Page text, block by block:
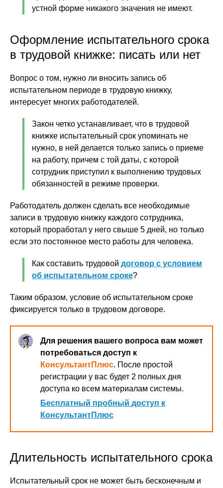
устной форме никакого значения не имеют.
Оформление испытательного срока
в трудовой книжке: писать или нет
Вопрос о том, нужно ли вносить запись об
испытательном периоде в трудовую книжку,
интересует многих работодателей.
Закон четко устанавливает, что в трудовой
книжке испытательный срок упоминать не
нужно, в ней делается только запись о приеме
на работу, причем с той даты, с которой
сотрудник приступил к выполнению трудовых
обязанностей в режиме проверки.
Работодатель должен сделать все необходимые
записи в трудовую книжку каждого сотрудника,
который проработал у него свыше 5 дней, но только
если это постоянное место работы для человека.
Как составить трудовой договор с условием
об испытательном сроке?
Таким образом, условие об испытательном сроке
фиксируется только в трудовом договоре.
Для решения вашего вопроса вам может
потребоваться доступ к
КонсультантПлюс. После простой
регистрации у вас будет 2 полных дня
доступа ко всем материалам системы.
Бесплатный пробный доступ к
КонсультантПлюс
Длительность испытательного срока
Испытательный срок не может быть бесконечным и